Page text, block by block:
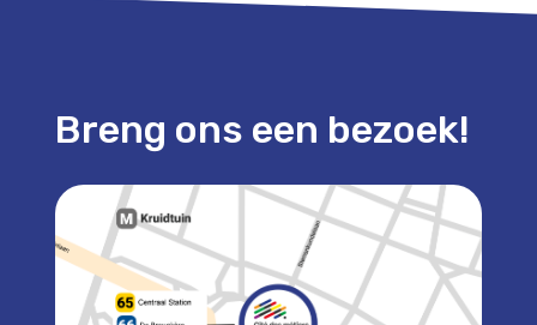
Breng ons een bezoek!